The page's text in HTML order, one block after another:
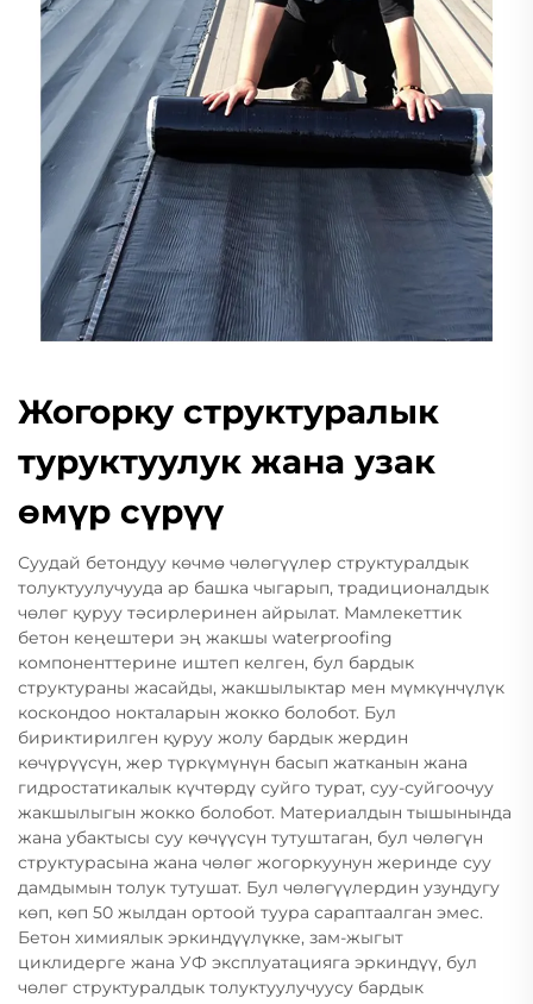
Жогорку структуралык
туруктуулук жана узак
өмүр сүрүү
Суудай бетондуу көчмө чөлөгүүлер структуралдык
толуктуулучууда ар башка чыгарып, традиционалдык
чөлөг қуруу тәсирлеринен айрылат. Мамлекеттик
бетон кеңештери эң жакшы waterproofing
компоненттерине иштеп келген, бул бардык
структураны жасайды, жакшылыктар мен мүмкүнчүлүк
коскондоо нокталарын жокко болобот. Бул
бириктирилген қуруу жолу бардык жердин
көчүрүүсүн, жер түркүмүнүн басып жатканын жана
гидростатикалык күчтөрдү суйго турат, суу-суйгоочуу
жакшылыгын жокко болобот. Материалдын тышынында
жана убактысы суу көчүүсүн тутуштаган, бул чөлөгүн
структурасына жана чөлөг жогоркуунун жеринде суу
дамдымын толук тутушат. Бул чөлөгүүлердин узундугу
көп, көп 50 жылдан ортоой туура сараптаалган эмес.
Бетон химиялык эркиндүүлүкке, зам-жыгыт
циклидерге жана УФ эксплуатацияга эркиндүү, бул
чөлөг структуралдык толуктуулучуусу бардык